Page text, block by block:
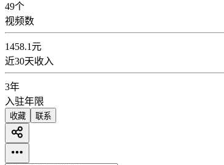
49个
视频数
1458.1 元
近30天收入
3年
入驻年限
收藏 联系